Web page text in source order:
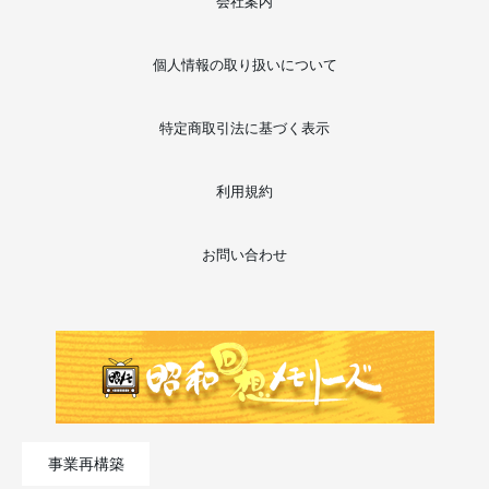
個人情報の取り扱いについて
特定商取引法に基づく表示
利用規約
お問い合わせ
事業再構築